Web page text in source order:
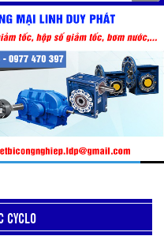
CYCLO